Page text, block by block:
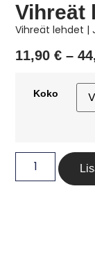
Vihreät
Vihreät lehdet |
11,90€ –
Koko